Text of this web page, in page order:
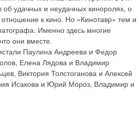
удачных и неудачных киноролях, о
к кино. Но «Кинотавр» тем и
Именно здесь многие
они вместе.
Паулина Андреева и Федор
Елена Лядова и Владимир
Виктория Толстоганова и Алексей
Исакова и Юрий Мороз, Владимир и